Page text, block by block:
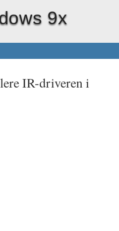
9x
IR-driveren i